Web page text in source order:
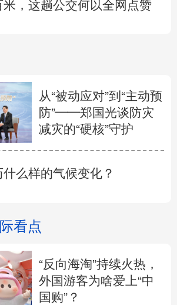
，这趟公交何以全网点赞
从“被动应对”到“主动预
防”——郑国光谈防灾
减灾的“硬核”守护
么样的气候变化？
看点
“反向海淘”持续火热，
外国游客为啥爱上“中
国购”？